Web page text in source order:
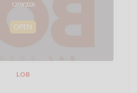
12/09/2026
OPEN
LOB